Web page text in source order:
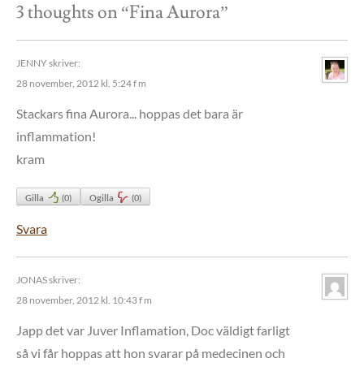
3 thoughts on “Fina Aurora”
JENNYskriver:
28 november, 2012 kl. 5:24 f m
Stackars fina Aurora... hoppas det bara är
inflammation!
kram
Gilla (0) Ogilla (0)
Svara
JONASskriver:
28 november, 2012 kl. 10:43 f m
Japp det var Juver Inflamation, Doc väldigt farligt
så vi får hoppas att hon svarar på medecinen och